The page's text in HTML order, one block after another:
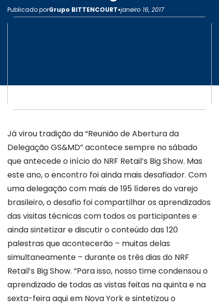
Publicado porGrupo BITTENCOURT•janeiro 16, 2017
Já virou tradição da “Reunião de Abertura da
Delegação GS&MD” acontece sempre no sábado
que antecede o início do NRF Retail’s Big Show. Mas
este ano, o encontro foi ainda mais desafiador. Com
uma delegação com mais de 195 líderes do varejo
brasileiro, o desafio foi compartilhar os aprendizados
das visitas técnicas com todos os participantes e
ainda sintetizar e discutir o conteúdo das 120
palestras que acontecerão – muitas delas
simultaneamente – durante os três dias do NRF
Retail’s Big Show. “Para isso, nosso time condensou o
aprendizado de todas as vistas feitas na quinta e na
sexta-feira aqui em Nova York e sintetizou o